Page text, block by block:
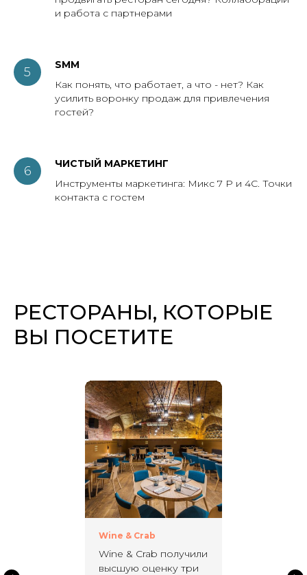
и работа с партнерами
SMM
Как понять, что работает, а что - нет? Как
усилить воронку продаж для привлечения
гостей?
ЧИСТЫЙ МАРКЕТИНГ
Инструменты маркетинга: Микс 7 Р и 4С. Точки
контакта с гостем
РЕСТОРАНЫ, КОТОРЫЕ
ВЫ ПОСЕТИТЕ
Wine & Crab
Wine & Crab получили
высшую оценку три